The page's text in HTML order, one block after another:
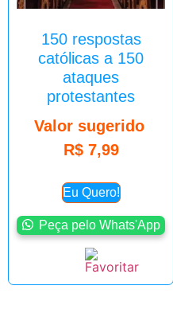
150 respostas
católicas a 150
ataques
protestantes
Valor sugerido
R$7,99
Eu Quero!
Peça pelo Whats'App